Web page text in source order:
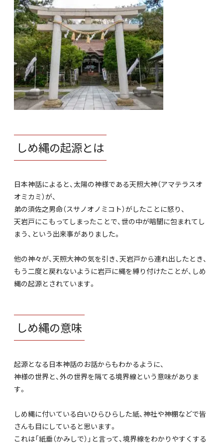
しめ縄の起源とは
日本神話によると、太陽の神様である天照大神（アマテラスオ
オミカミ）が、
弟の須佐之男命（スサノオノミコト）がしたことに怒り、
天岩戸にこもってしまったことで、世の中が暗闇に包まれてし
まう、という出来事がありました。
他の神々が、天照大神の気を引き、天岩戸から連れ出したとき、
もう二度と戻れないように岩戸に縄を縛り付けたことが、しめ
縄の起源とされています。
しめ縄の意味
起源となる日本神話のお話からもわかるように、
神様の世界と、外の世界を隔てる境界線という意味がありま
す。
しめ縄に付いている白いひらひらした紙、神社や神棚などで皆
さんも目にしていると思います。
これは「紙垂（かみしで）」と言って、境界線をわかりやすくする